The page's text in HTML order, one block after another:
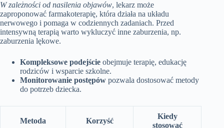
W zależności od nasilenia objawów, lekarz może
zaproponować farmakoterapię, która działa na układu
nerwowego i pomaga w codziennych zadaniach. Przed
intensywną terapią warto wykluczyć inne zaburzenia, np.
zaburzenia lękowe.
Kompleksowe podejście obejmuje terapię, edukację
rodziców i wsparcie szkolne.
Monitorowanie postępów pozwala dostosować metody
do potrzeb dziecka.
Metoda Korzyść
Kiedy
stosować